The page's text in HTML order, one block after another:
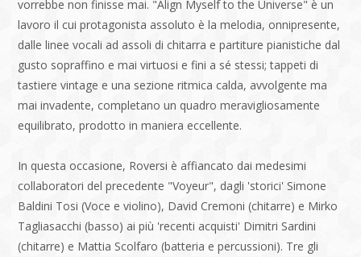
vorrebbe non finisse mai. "Align Myself to the Universe" è un
lavoro il cui protagonista assoluto è la melodia, onnipresente,
dalle linee vocali ad assoli di chitarra e partiture pianistiche dal
gusto sopraffino e mai virtuosi e fini a sé stessi; tappeti di
tastiere vintage e una sezione ritmica calda, avvolgente ma
mai invadente, completano un quadro meravigliosamente
equilibrato, prodotto in maniera eccellente.
In questa occasione, Roversi è affiancato dai medesimi
collaboratori del precedente "Voyeur", dagli 'storici' Simone
Baldini Tosi (Voce e violino), David Cremoni (chitarre) e Mirko
Tagliasacchi (basso) ai più 'recenti acquisti' Dimitri Sardini
(chitarre) e Mattia Scolfaro (batteria e percussioni). Tre gli